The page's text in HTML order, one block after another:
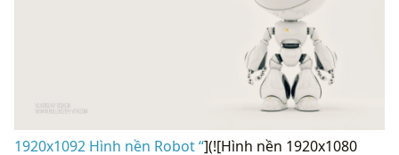
1920x1092 Hình nền Robot “](![Hình nền 1920x1080